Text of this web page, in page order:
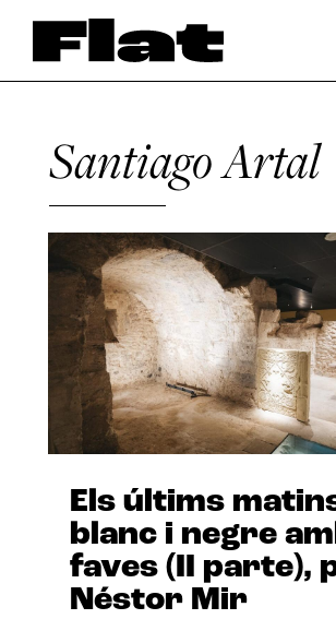
Santiago Artal
Els últims
blanc i negre
faves (II parte),
Néstor Mir